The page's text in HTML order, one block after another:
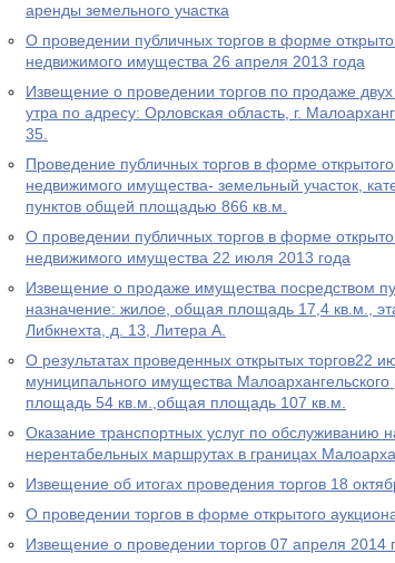
аренды земельного участка
О проведении публичных торгов в форме
недвижимого имущества 26 апреля 2013 года
Извещение о проведении торгов по продаже
утра по адресу: Орловская область, г.
35.
Проведение публичных торгов в форме
недвижимого имущества- земельный участок,
пунктов общей площадью 866 кв.м.
О проведении публичных торгов в форме
недвижимого имущества 22 июля 2013 года
Извещение о продаже имущества посредством
назначение: жилое, общая площадь 17,4 кв.м.,
Либкнехта, д. 13, Литера А.
О результатах проведенных открытых торгов22
муниципального имущества
площадь 54 кв.м.,общая площадь 107 кв.м.
Оказание транспортных услуг по обслуживанию
нерентабельных маршрутах в границах
Извещение об итогах проведения торгов 18
О проведении торгов в форме открытого
Извещение о проведении торгов 07 апреля 2014